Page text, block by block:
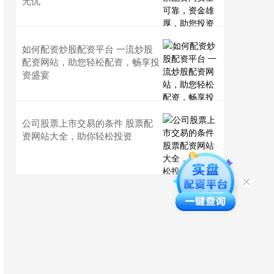
如何配资炒股配资平台 一流炒股
配资网站，助您轻松配资，畅享投
资盛宴
公司股票上市交易的条件 股票配
资网站大全，助你轻松投资